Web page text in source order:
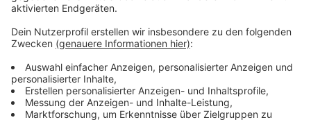
Einrichtungen auch eigene Buden auf dem Markt und
verkaufen Selbstgemachtes. In all den Jahren ist
durch den Christkindlmarkt schon jede Menge Geld
Euro.
Anzeige